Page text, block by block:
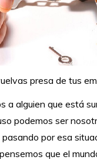
presa de tus
a alguien que está
podemos ser
por esa
que el